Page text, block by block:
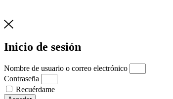
Inicio de sesión
Nombre de usuario o correo electrónico
Contraseña
Recuérdame